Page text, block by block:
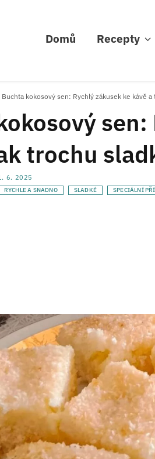
Domů Recepty
Buchta kokosový sen: Rychlý zákusek ke kávě
trochu
6. 2025
RYCHLE A SNADNO SLADKÉ SPECIÁLNÍ